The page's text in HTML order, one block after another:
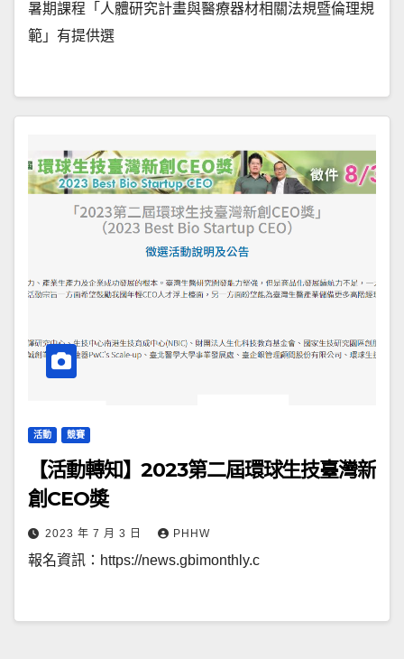
暑期課程「人體研究計畫與醫療器材相關法規暨倫理規
範」有提供選
活動 競賽
【活動轉知】2023第二屆環球生技臺灣新
創CEO奬
2023 年 7 月 3 日 PHHW
報名資訊：https://news.gbimonthly.c